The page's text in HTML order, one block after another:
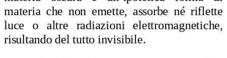
materia che non emette, assorbe né riflette
luce o altre radiazioni elettromagnetiche,
risultando del tutto invisibile.